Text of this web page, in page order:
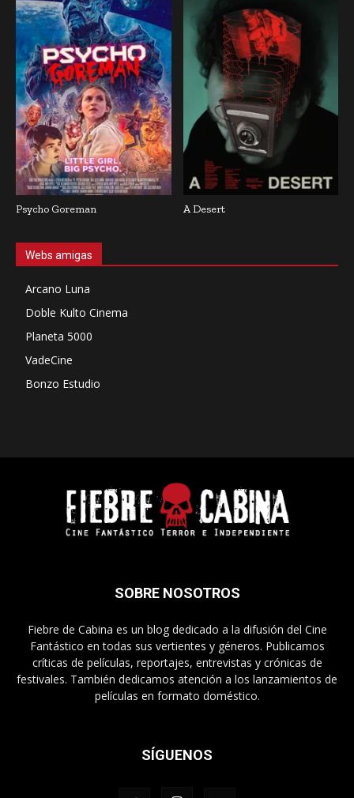
Psycho Goreman A Desert
Webs amigas
Arcano Luna
Doble Kulto Cinema
Planeta 5000
VadeCine
Bonzo Estudio
SOBRE NOSOTROS
Fiebre de Cabina es un blog dedicado a la difusión del Cine
Fantástico en todas sus vertientes y géneros. Publicamos
críticas de películas, reportajes, entrevistas y crónicas de
festivales. También dedicamos atención a los lanzamientos de
películas en formato doméstico.
SÍGUENOS